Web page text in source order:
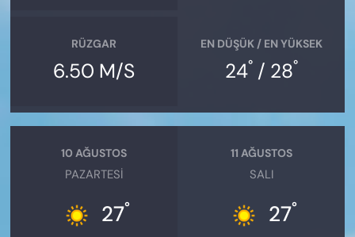
RÜZGAR
6.50 M/S
EN DÜŞÜK / EN YÜKSEK
24°/ 28°
10 AĞUSTOS
PAZARTESI
27°
11 AĞUSTOS
SALI
27°